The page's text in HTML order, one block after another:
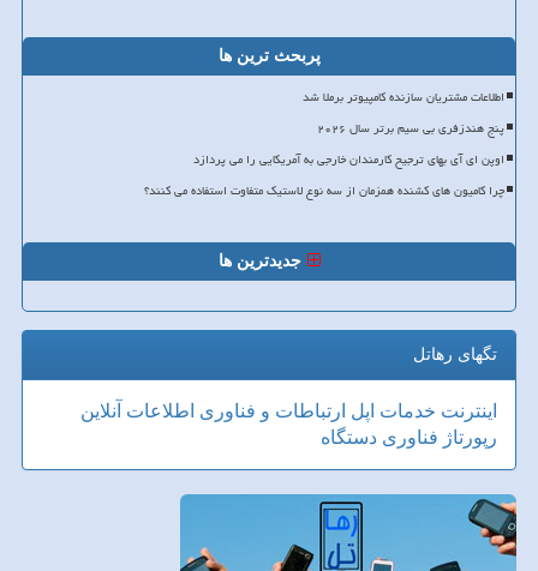
پربحث ترین ها
اطلاعات مشتریان سازنده کامپیوتر برملا شد
پنج هندزفری بی سیم برتر سال ۲۰۲۶
اوپن ای آی بهای ترجیح کارمندان خارجی به آمریکایی را می پردازد
چرا کامیون های کشنده همزمان از سه نوع لاستیک متفاوت استفاده می کنند؟
جدیدترین ها
تگهای رهاتل
اینترنت خدمات اپل ارتباطات و فناوری اطلاعات آنلاین
رپورتاژ فناوری دستگاه